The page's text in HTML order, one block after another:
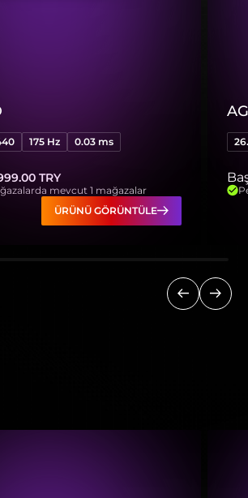
Önceki
175 Hz 0.03 ms
TRY
mevcut 1 mağazalar
ÜRÜNÜ GÖRÜNTÜLE